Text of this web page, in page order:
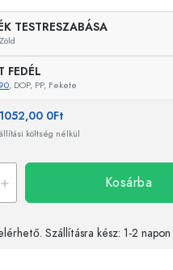
TESTRESZABÁSA
Zöld
FEDÉL
, DOP, PP, Fekete
1052,00 0Ft
költség nélkül
Kosárba
Szállításra kész: 1-2